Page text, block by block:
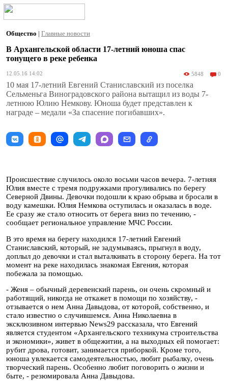
Общество | Главные новости
В Архангельской области 17-летний юноша спас
тонущего в реке ребенка
12.05.16 14:02 5848 0
10 мая 17-летний Евгений Станиславский из поселка
Сельменьга Виноградовского района вытащил из воды 7-
летнюю Юлию Немкову. Юноша будет представлен к
награде – медали «За спасение погибавших».
Происшествие случилось около восьми часов вечера. 7-летняя
Юлия вместе с тремя подружками прогуливались по берегу
Северной Двины. Девочки подошли к краю обрыва и бросали в
воду камешки. Юлия Немкова оступилась и оказалась в воде.
Ее сразу же стало относить от берега вниз по течению, -
сообщает региональное управление МЧС России.
В это время на берегу находился 17-летний Евгений
Станиславский, который, не задумываясь, прыгнул в воду,
доплыл до девочки и стал выталкивать в сторону берега. На тот
момент на реке находилась знакомая Евгения, которая
побежала за помощью.
- Женя – обычный деревенский парень, он очень скромный и
работящий, никогда не откажет в помощи по хозяйству, -
отзывается о нем Анна Давыдова, от которой, собственно, и
стало известно о случившемся. Анна Николаевна в
эксклюзивном интервью News29 рассказала, что Евгений
является студентом «Архангельского техникума строительства
и экономики», живет в общежитии, а на выходных ей помогает:
рубит дрова, готовит, занимается приборкой. Кроме того,
юноша увлекается самодеятельностью, любит рыбалку, очень
творческий парень. Особенно любит поговорить о жизни и
быте, - резюмировала Анна Давыдова.